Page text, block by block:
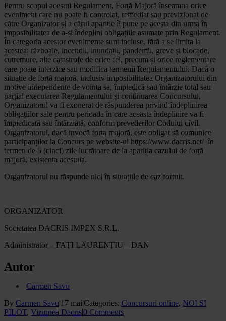
Pentru scopul acestui Regulament, Forță Majoră înseamna orice
eveniment care nu poate fi controlat, remediat sau previzionat de
către Organizator și a cărui apariție îl pune pe acesta din urma în
imposibilitatea de a-și îndeplini obligațiile asumate prin Regulament.
În categoria acestor evenimente sunt incluse, fără a se limita la
acestea: războaie, incendii, inundații, pandemii, greve și blocade,
cutremure, alte catastrofe de orice fel, precum și orice reglementare
care poate interzice sau modifica termenii Regulamentului. Dacă o
situație de forță majoră, inclusiv imposibilitatea Organizatorului din
motive independente de voința sa, împiedică sau întârzie total sau
parțial executarea Regulamentului și continuarea Concursului,
Organizatorul va fi exonerat de răspunderea privind îndeplinirea
obligațiilor sale pentru perioada în care aceasta îndeplinire va fi
împiedicată sau întârziată, conform prevederilor Codului civil.
Organizatorul, dacă invocă forța majoră, este obligat să comunice
participanților la Concurs pe website-ul https://www.dacris.net/ în
termen de 5 (cinci) zile lucrătoare de la apariția cazului de forță
majoră, existența acestuia.
Organizatorul nu răspunde nici în situațiile de caz fortuit.
ORGANIZATOR
Societatea DACRIS IMPEX S.R.L.
Administrator – FAŢI LAURENŢIU – DAN
Autor
Carmen Savu
By Carmen Savu|17 mai|Categories: Concursuri online, NOI SI
PILOT, Viziunea Dacris|0 Comments